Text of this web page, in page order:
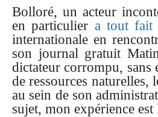
Bolloré, un acteur
en particulier a tout fait
internationale en
son journal gratuit
dictateur corrompu, sans
de ressources
au sein de son
sujet, mon expérience est